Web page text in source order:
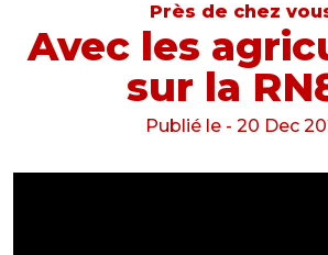
Près de chez
Avec les
sur la
Publié le - 20 Dec